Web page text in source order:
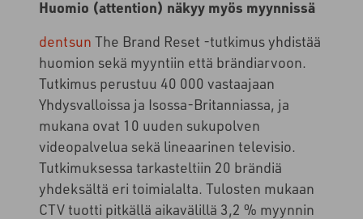
Huomio (attention) näkyy myös myynnissä
dentsun The Brand Reset -tutkimus yhdistää
huomion sekä myyntiin että brändiarvoon.
Tutkimus perustuu 40 000 vastaajaan
Yhdysvalloissa ja Isossa-Britanniassa, ja
mukana ovat 10 uuden sukupolven
videopalvelua sekä lineaarinen televisio.
Tutkimuksessa tarkasteltiin 20 brändiä
yhdeksältä eri toimialalta. Tulosten mukaan
CTV tuotti pitkällä aikavälillä 3,2 % myynnin